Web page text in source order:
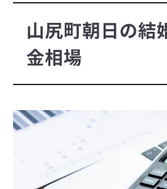
山尻町朝日の結
金相場